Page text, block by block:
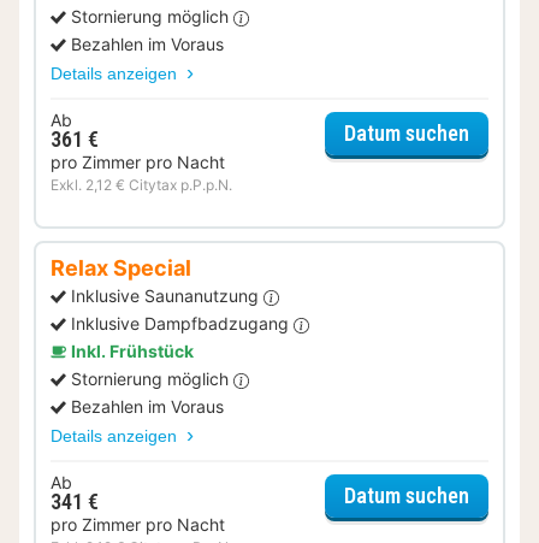
Stornierung möglich
Bezahlen im Voraus
Details anzeigen
Ab
361 €
pro Zimmer pro Nacht
Exkl. 2,12 € Citytax p.P.p.N.
Datum suchen
Relax Special
Inklusive Saunanutzung
Inklusive Dampfbadzugang
Inkl. Frühstück
Stornierung möglich
Bezahlen im Voraus
Details anzeigen
Ab
341 €
pro Zimmer pro Nacht
Datum suchen